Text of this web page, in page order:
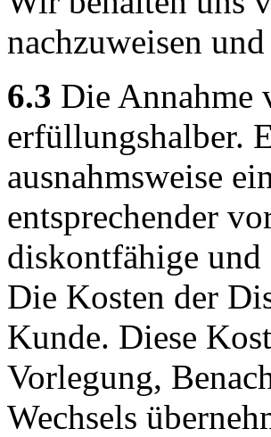
nachzuweisen
6.3 Die Annahme
erfüllungshalber.
ausnahmsweise
entsprechender
diskontfähige und
Die Kosten der
Kunde. Diese
Vorlegung,
Wechsels